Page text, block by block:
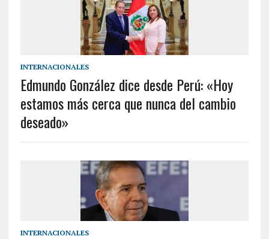
INTERNACIONALES
Edmundo González dice desde Perú: «Hoy
estamos más cerca que nunca del cambio
deseado»
INTERNACIONALES